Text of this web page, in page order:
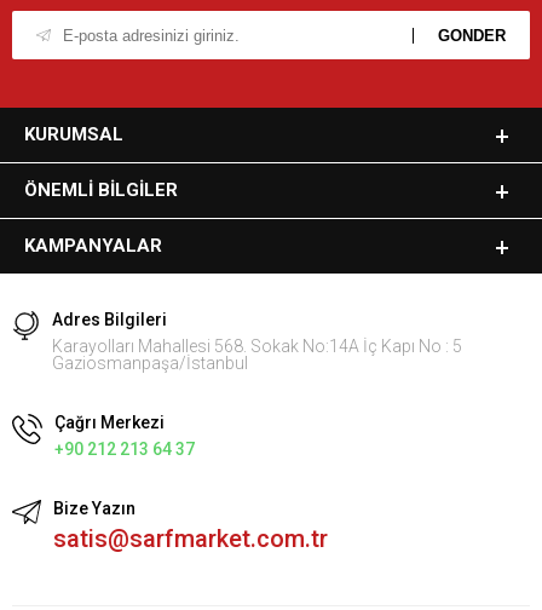
KURUMSAL
ÖNEMLI BILGILER
KAMPANYALAR
Adres Bilgileri
Karayolları Mahallesi 568. Sokak No:14A İç Kapı No : 5
Gaziosmanpaşa/İstanbul
Çağrı Merkezi
+90 212 213 64 37
Bize Yazın
satis@sarfmarket.com.tr